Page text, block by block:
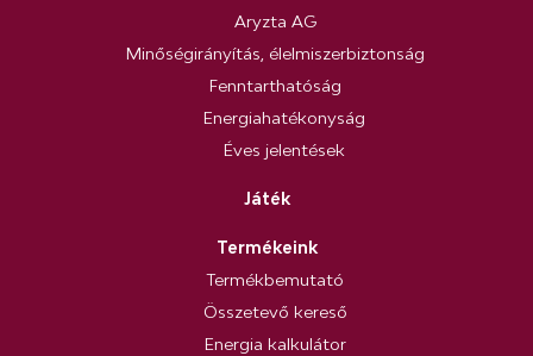
Aryzta AG
Minőségirányítás, élelmiszerbiztonság
Fenntarthatóság
Energiahatékonyság
Éves jelentések
Játék
Termékeink
Termékbemutató
Összetevő kereső
Energia kalkulátor